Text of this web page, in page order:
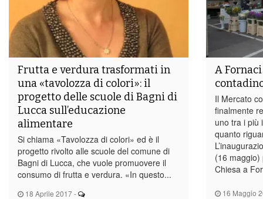
18 Aprile 2017 -
Frutta e verdura trasformati in
una «tavolozza di colori»: il
progetto delle scuole di Bagni di
Lucca sull’educazione
alimentare
Si chiama «Tavolozza di colori» ed è il
progetto rivolto alle scuole del comune di
Bagni di Lucca, che vuole promuovere il
consumo di frutta e verdura. «In questo...
16 Maggio
A
Il Mercato
finalmente
uno tra i più
quanto
(16 maggio)
Chiesa a